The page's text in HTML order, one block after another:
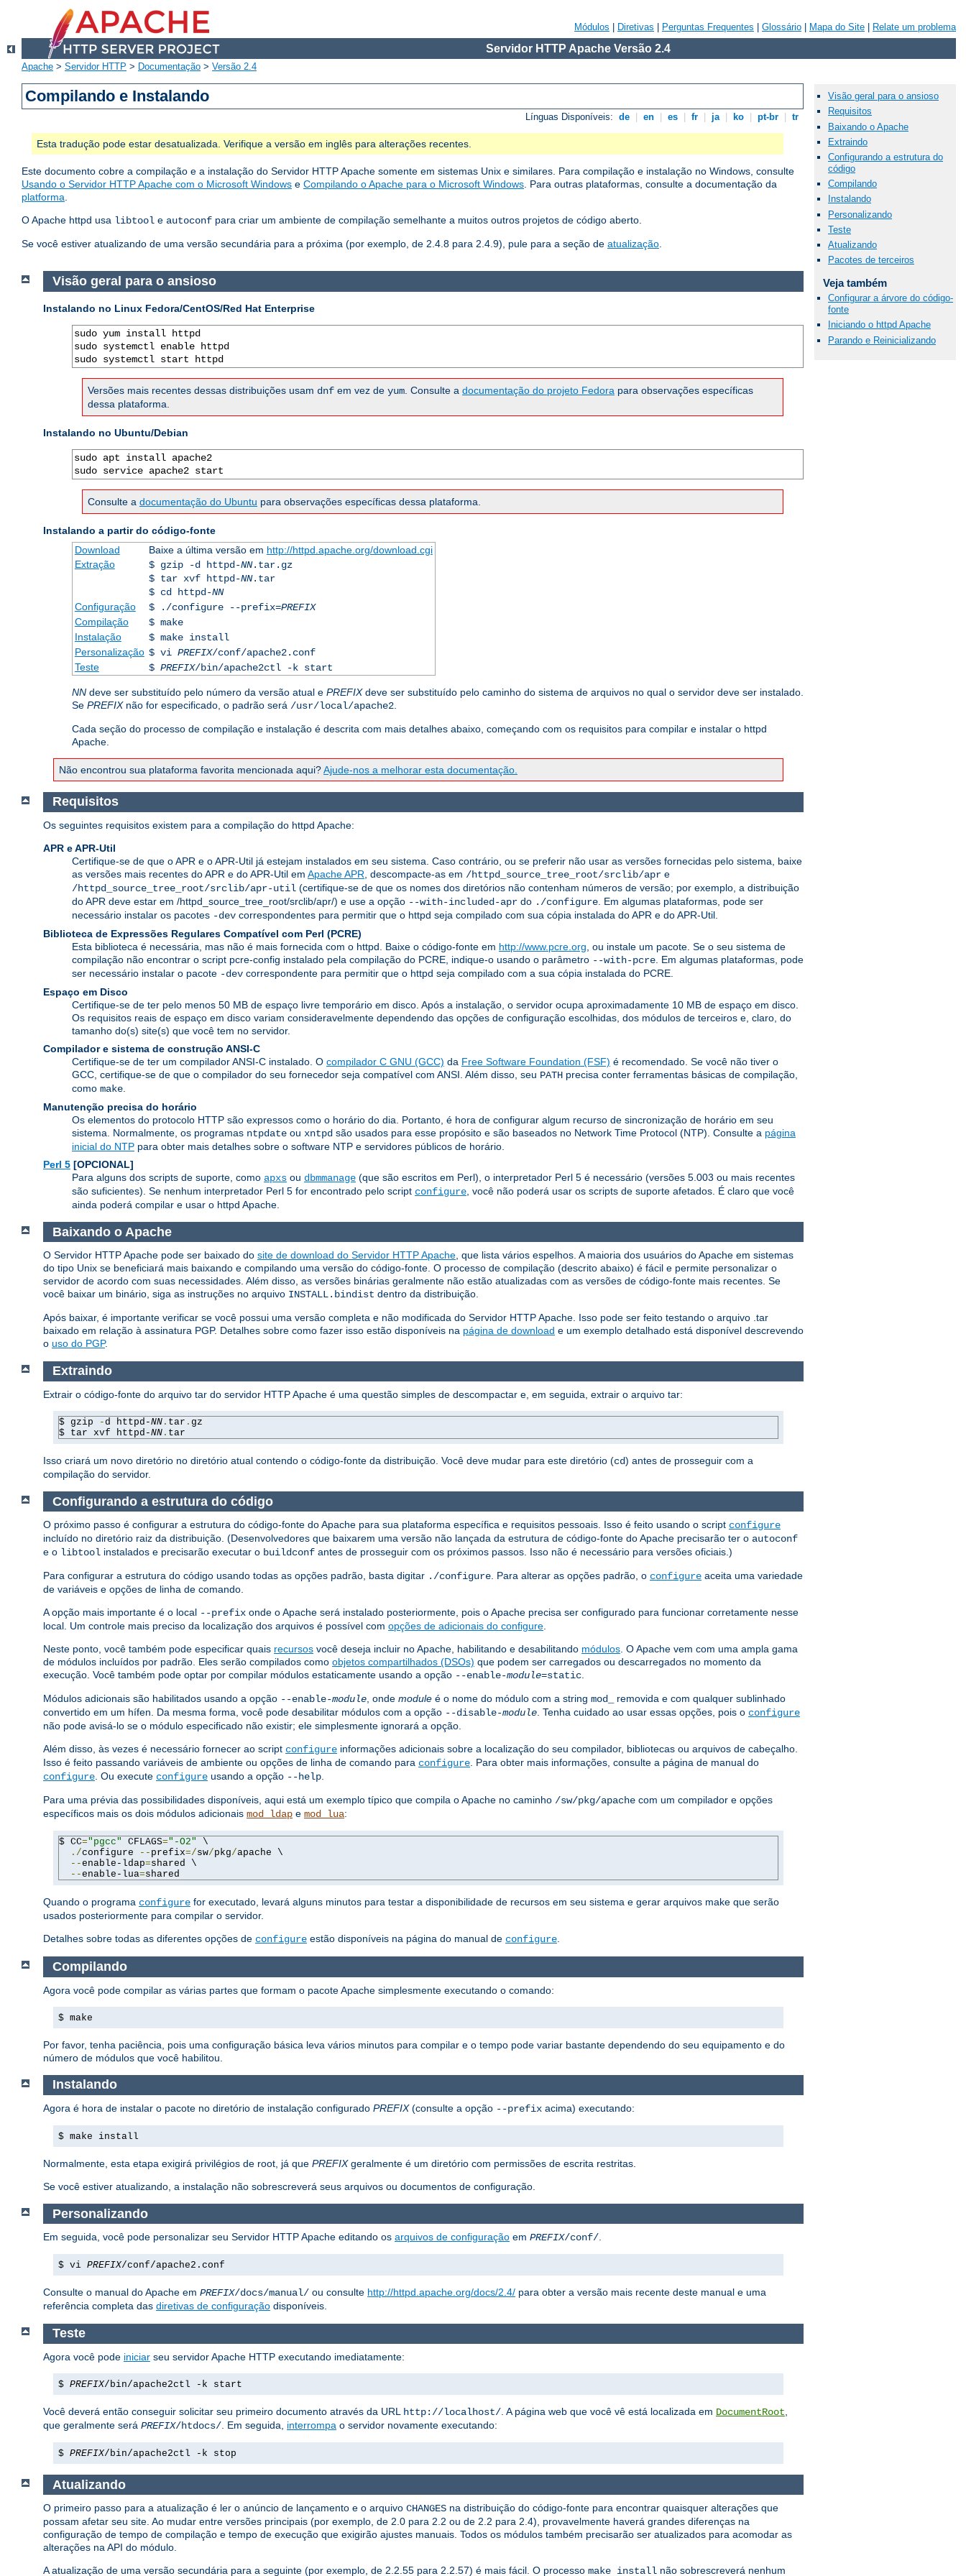
Módulos Diretivas Perguntas Frequentes Glossário Mapa do Site Relate um problema
Servidor HTTP Apache Versão 2.4
Apache > Servidor HTTP > Documentação > Versão 2.4
Compilando e Instalando
Línguas Disponíveis: de en es fr ja ko pt-br tr
Esta tradução pode estar desatualizada. Verifique a versão em inglês para alterações recentes.
Este documento cobre a compilação e a instalação do Servidor HTTP Apache somente em sistemas Unix e similares. Para compilação e instalação no Windows, consulte
Usando o Servidor HTTP Apache com o Microsoft Windows e Compilando o Apache para o Microsoft Windows. Para outras plataformas, consulte a documentação da
platforma.
O Apache httpd usa libtool e autoconf para criar um ambiente de compilação semelhante a muitos outros projetos de código aberto.
Se você estiver atualizando de uma versão secundária para a próxima (por exemplo, de 2.4.8 para 2.4.9), pule para a seção de atualização.
Visão geral para o ansioso
Instalando no Linux Fedora/CentOS/Red Hat Enterprise
sudo yum install httpd
sudo systemctl enable httpd
sudo systemctl start httpd
Versões mais recentes dessas distribuições usam dnf em vez de yum . Consulte a documentação do projeto Fedora para observações específicas
dessa plataforma.
Instalando no Ubuntu/Debian
sudo apt install apache2
sudo service apache2 start
Consulte a documentação do Ubuntu para observações específicas dessa plataforma.
Instalando a partir do código-fonte
Download
Baixe a última versão em http://httpd.apache.org/download.cgi
Extração
$ gzip -d httpd-NN.tar.gz
$ tar xvf httpd-NN.tar
$ cd httpd-NN
Configuração
$ ./configure --prefix=PREFIX
Compilação
$ make
Instalação
$ make install
Personalização $ vi PREFIX/conf/apache2.conf
Teste
$ PREFIX/bin/apache2ctl -k start
NN deve ser substituído pelo número da versão atual e PREFIXdeve ser substituído pelo caminho do sistema de arquivos no qual o servidor deve ser instalado.
Se PREFIXnão for especificado, o padrão será /usr/local/apache2
Cada seção do processo de compilação e instalação é descrita com mais detalhes abaixo, começando com os requisitos para compilar e instalar o httpd
Apache.
Não encontrou sua plataforma favorita mencionada aqui?Ajude-nos a melhorar esta documentação.
Requisitos
Os seguintes requisitos existem para a compilação do httpd Apache:
APR e APR-Util
Certifique-se de que o APR e o APR-Util já estejam instalados em seu sistema. Caso contrário, ou se preferir não usar as versões fornecidas pelo sistema, baixe
as versões mais recentes do APR e do APR-Util em Apache APR , descompacte-as em /httpd_source_tree_root/srclib/apr e
/httpd_source_tree_root/srclib/apr-util (certifique-se de que os nomes dos diretórios não contenham números de versão; por exemplo, a distribuição
do APR deve estar em /httpd_source_tree_root/srclib/apr/) e use a opção --with-included-apr do ./configure . Em algumas plataformas, pode ser
necessário instalar os pacotes -dev correspondentes para permitir que o httpd seja compilado com sua cópia instalada do APR e do APR-Util.
Biblioteca de Expressões Regulares Compatível com Perl (PCRE)
Esta biblioteca é necessária, mas não é mais fornecida com o httpd. Baixe o código-fonte em http://www.pcre.org , ou instale um pacote. Se o seu sistema de
compilação não encontrar o script pcre-config instalado pela compilação do PCRE, indique-o usando o parâmetro --with-pcre . Em algumas plataformas, pode
ser necessário instalar o pacote -dev correspondente para permitir que o httpd seja compilado com a sua cópia instalada do PCRE.
Espaço em Disco
Certifique-se de ter pelo menos 50 MB de espaço livre temporário em disco. Após a instalação, o servidor ocupa aproximadamente 10 MB de espaço em disco.
Os requisitos reais de espaço em disco variam consideravelmente dependendo das opções de configuração escolhidas, dos módulos de terceiros e, claro, do
tamanho do(s) site(s) que você tem no servidor.
Compilador e sistema de construção ANSI-C
Certifique-se de ter um compilador ANSI-C instalado. O compilador C GNU (GCC) da Free Software Foundation (FSF) é recomendado. Se você não tiver o
GCC, certifique-se de que o compilador do seu fornecedor seja compatível com ANSI. Além disso, seu PATH precisa conter ferramentas básicas de compilação,
como make
Manutenção precisa do horário
Os elementos do protocolo HTTP são expressos como o horário do dia. Portanto, é hora de configurar algum recurso de sincronização de horário em seu
sistema. Normalmente, os programas ntpdate ou xntpd são usados ​​para esse propósito e são baseados no Network Time Protocol (NTP). Consulte a página
inicial do NTP para obter mais detalhes sobre o software NTP e servidores públicos de horário.
Perl 5 [OPCIONAL]
Para alguns dos scripts de suporte, como apxs ou dbmmanage (que são escritos em Perl), o interpretador Perl 5 é necessário (versões 5.003 ou mais recentes
são suficientes). Se nenhum interpretador Perl 5 for encontrado pelo script configure , você não poderá usar os scripts de suporte afetados. É claro que você
ainda poderá compilar e usar o httpd Apache.
Baixando o Apache
O Servidor HTTP Apache pode ser baixado do site de download do Servidor HTTP Apache, que lista vários espelhos. A maioria dos usuários do Apache em sistemas
do tipo Unix se beneficiará mais baixando e compilando uma versão do código-fonte. O processo de compilação (descrito abaixo) é fácil e permite personalizar o
servidor de acordo com suas necessidades. Além disso, as versões binárias geralmente não estão atualizadas com as versões de código-fonte mais recentes. Se
você baixar um binário, siga as instruções no arquivo INSTALL.bindist dentro da distribuição.
Após baixar, é importante verificar se você possui uma versão completa e não modificada do Servidor HTTP Apache. Isso pode ser feito testando o arquivo .tar
baixado em relação à assinatura PGP. Detalhes sobre como fazer isso estão disponíveis na página de download e um exemplo detalhado está disponível descrevendo
o uso do PGP.
Extraindo
Extrair o código-fonte do arquivo tar do servidor HTTP Apache é uma questão simples de descompactar e, em seguida, extrair o arquivo tar:
$ gzip -d httpd-NN . tar . gz
$ tar xvf httpd-NN . tar
Isso criará um novo diretório no diretório atual contendo o código-fonte da distribuição. Você deve mudar para este diretório (cd) antes de prosseguir com a
compilação do servidor.
Configurando a estrutura do código
O próximo passo é configurar a estrutura do código-fonte do Apache para sua plataforma específica e requisitos pessoais. Isso é feito usando o script configure
incluído no diretório raiz da distribuição. (Desenvolvedores que baixarem uma versão não lançada da estrutura de código-fonte do Apache precisarão ter o autoconf
e o libtool instalados e precisarão executar o buildconf antes de prosseguir com os próximos passos. Isso não é necessário para versões oficiais.)
Para configurar a estrutura do código usando todas as opções padrão, basta digitar ./configure. Para alterar as opções padrão, o configure aceita uma variedade
de variáveis e opções de linha de comando.
A opção mais importante é o local --prefix onde o Apache será instalado posteriormente, pois o Apache precisa ser configurado para funcionar corretamente nesse
local. Um controle mais preciso da localização dos arquivos é possível com opções de adicionais do configure.
Neste ponto, você também pode especificar quais recursos você deseja incluir no Apache, habilitando e desabilitando módulos. O Apache vem com uma ampla gama
de módulos incluídos por padrão. Eles serão compilados como objetos compartilhados (DSOs) que podem ser carregados ou descarregados no momento da
execução. Você também pode optar por compilar módulos estaticamente usando a opção --enable-module=static.
Módulos adicionais são habilitados usando a opção --enable-module, onde module é o nome do módulo com a string mod_
removida e com qualquer sublinhado
convertido em um hífen. Da mesma forma, você pode desabilitar módulos com a opção --disable-module. Tenha cuidado ao usar essas opções, pois o configure
não pode avisá-lo se o módulo especificado não existir; ele simplesmente ignorará a opção.
Além disso, às vezes é necessário fornecer ao script configure informações adicionais sobre a localização do seu compilador, bibliotecas ou arquivos de cabeçalho.
Isso é feito passando variáveis ​​de ambiente ou opções de linha de comando para configure. Para obter mais informações, consulte a página de manual do
configure. Ou execute configure usando a opção --help.
Para uma prévia das possibilidades disponíveis, aqui está um exemplo típico que compila o Apache no caminho /sw/pkg/apache com um compilador e opções
específicos mais os dois módulos adicionais mod_ldap e mod_lua:
$ CC="pgcc" CFLAGS="-O2"
\
./configure -- prefix=/sw/pkg/apache \
--enable-ldap=shared \
--enable-lua=shared
Quando o programa configure for executado, levará alguns minutos para testar a disponibilidade de recursos em seu sistema e gerar arquivos make que serão
usados ​​posteriormente para compilar o servidor.
Detalhes sobre todas as diferentes opções de configure estão disponíveis na página do manual de configure.
Compilando
Agora você pode compilar as várias partes que formam o pacote Apache simplesmente executando o comando:
$ make
Por favor, tenha paciência, pois uma configuração básica leva vários minutos para compilar e o tempo pode variar bastante dependendo do seu equipamento e do
número de módulos que você habilitou.
Instalando
Agora é hora de instalar o pacote no diretório de instalação configurado PREFIX(consulte a opção --prefix acima) executando:
$ make install
Normalmente, esta etapa exigirá privilégios de root, já que PREFIXgeralmente é um diretório com permissões de escrita restritas.
Se você estiver atualizando, a instalação não sobrescreverá seus arquivos ou documentos de configuração.
Personalizando
Em seguida, você pode personalizar seu Servidor HTTP Apache editando os arquivos de configuração em PREFIX/conf/.
$ vi PREFIX/conf/apache2.conf
Consulte o manual do Apache em PREFIX/docs/manual/ ou consulte http://httpd.apache.org/docs/2.4/ para obter a versão mais recente deste manual e uma
referência completa das diretivas de configuração disponíveis.
Teste
Agora você pode iniciar seu servidor Apache HTTP executando imediatamente:
$ PREFIX/bin/apache2ctl -k start
Você deverá então conseguir solicitar seu primeiro documento através da URL http://localhost/ . A página web que você vê está localizada em DocumentRoot
que geralmente será PREFIX/htdocs/ . Em seguida, interrompa o servidor novamente executando:
$ PREFIX/bin/apache2ctl -k stop
Atualizando
O primeiro passo para a atualização é ler o anúncio de lançamento e o arquivo CHANGES na distribuição do código-fonte para encontrar quaisquer alterações que
possam afetar seu site. Ao mudar entre versões principais (por exemplo, de 2.0 para 2.2 ou de 2.2 para 2.4), provavelmente haverá grandes diferenças na
configuração de tempo de compilação e tempo de execução que exigirão ajustes manuais. Todos os módulos também precisarão ser atualizados para acomodar as
alterações na API do módulo.
A atualização de uma versão secundária para a seguinte (por exemplo, de 2.2.55 para 2.2.57) é mais fácil. O processo make install não sobrescreverá nenhum
Visão geral para o ansioso
Requisitos
Baixando o Apache
Extraindo
Configurando a estrutura do
código
Compilando
Instalando
Personalizando
Teste
Atualizando
Pacotes de terceiros
Veja também
Configurar a árvore do código-
fonte
Iniciando o httpd Apache
Parando e Reinicializando